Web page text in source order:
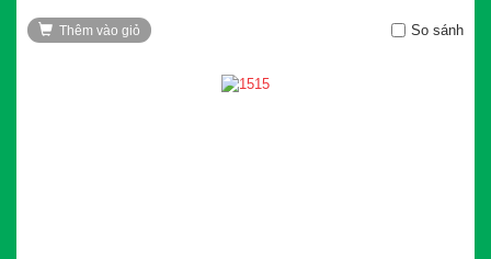
Thêm vào giỏ So sánh